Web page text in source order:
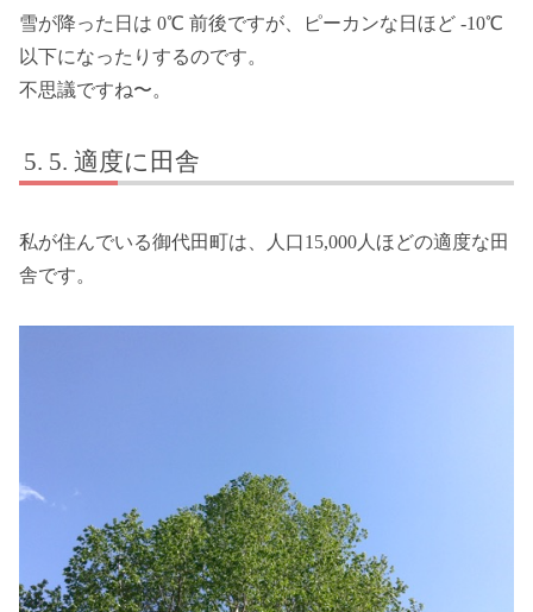
雪が降った日は 0℃ 前後ですが、ピーカンな日ほど -10℃
以下になったりするのです。
不思議ですね〜。
5. 適度に田舎
私が住んでいる御代田町は、人口15,000人ほどの適度な田
舎です。